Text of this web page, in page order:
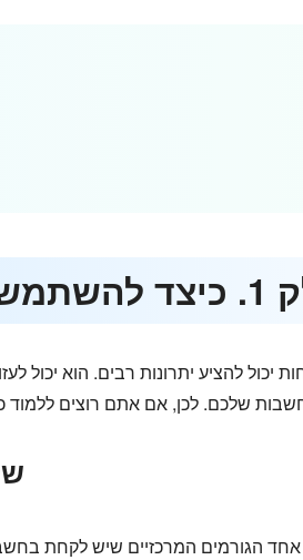
מוחות
להציע יתרונות רבים. הוא יכול
שלב 1.
הגורמים המרכזיים שיש לקחת